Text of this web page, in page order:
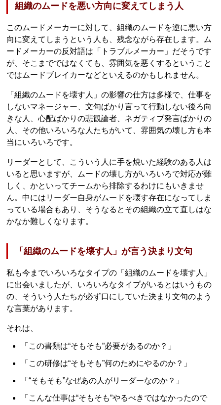
組織のムードを悪い方向に変えてしまう人
このムードメーカーに対して、組織のムードを逆に悪い方
向に変えてしまうという人も、残念ながら存在します。ム
ードメーカーの反対語は「トラブルメーカー」だそうです
が、そこまでではなくても、雰囲気を悪くするということ
ではムードブレイカーなどといえるのかもしれません。
「組織のムードを壊す人」の影響の仕方は多様で、仕事を
しないマネージャー、文句ばかり言って行動しない後ろ向
きな人、心配ばかりの悲観論者、ネガティブ発言ばかりの
人、その他いろいろな人たちがいて、雰囲気の壊し方も本
当にいろいろです。
リーダーとして、こういう人に手を焼いた経験のある人は
いると思いますが、ムードの壊し方がいろいろで対応が難
しく、かといってチームから排除するわけにもいきませ
ん。中にはリーダー自身がムードを壊す存在になってしま
っている場合もあり、そうなるとその組織の立て直しはな
かなか難しくなります。
「組織のムードを壊す人」が言う決まり文句
私も今までいろいろなタイプの「組織のムードを壊す人」
に出会いましたが、いろいろなタイプがいるとはいうもの
の、そういう人たちが必ず口にしていた決まり文句のよう
な言葉があります。
それは、
「この書類は“そもそも”必要があるのか？」
「この研修は“そもそも”何のためにやるのか？」
「“そもそも”なぜあの人がリーダーなのか？」
「こんな仕事は“そもそも”やるべきではなかったので